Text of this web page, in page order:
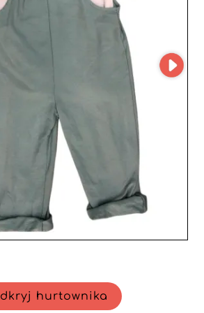
z denimu, zawsze na czasie,
urok, a eleganckie sukienki i
odpowiadają na zróżnicowane
konsumentów. Jeśli chodzi
różnorodność stylów — od
po odważniejsze modele.
to coś więcej niż zwykły
atut dla sprzedawców
oferty o produkty
nienaganną obsługę klienta.
już dziś i skorzystaj z
oraz elegancji, które może
hurtownika